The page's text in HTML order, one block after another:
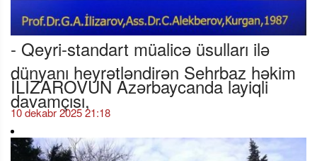
- Qeyri-standart müalicə üsulları ilə
dünyanı heyrətləndirən Sehrbaz həkim
İLİZAROVUN Azərbaycanda layiqli
davamçısı,
10 dekabr 2025 21:18